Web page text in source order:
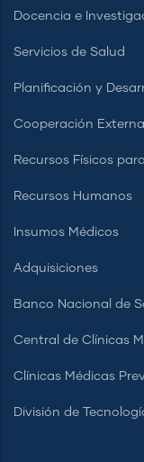
Docencia e
Servicios de Salud
Planificación y
Cooperación Externa
Recursos Físicos
Recursos Humanos
Insumos Médicos
Adquisiciones
Banco Nacional de
Central de Clínicas
Clínicas Médicas
División de